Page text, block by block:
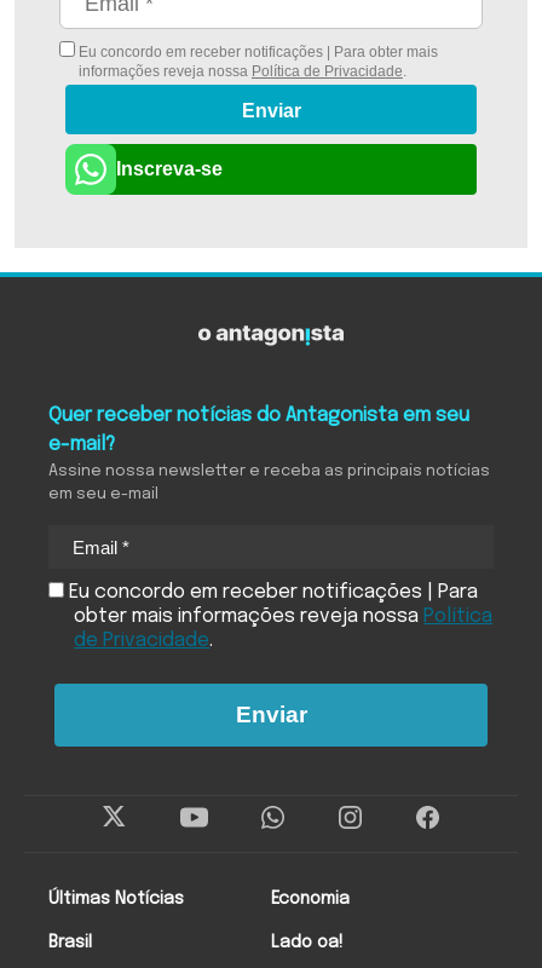
Eu concordo em receber notificações | Para obter mais
informações reveja nossa Política de Privacidade.
Enviar
Inscreva-se
Últimas Notícias
Brasil
Economia
Lado oa!
Quer receber notícias do Antagonista em seu
e-mail?
Assine nossa newsletter e receba as principais notícias
em seu e-mail
Eu concordo em receber notificações | Para
obter mais informações reveja nossa Política
de Privacidade.
Enviar